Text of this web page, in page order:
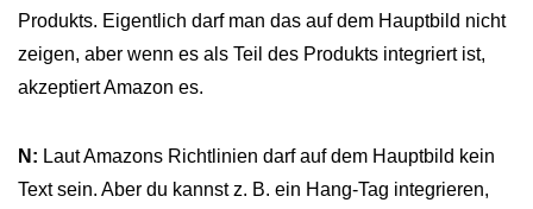
Produkts. Eigentlich darf man das auf dem Hauptbild nicht
zeigen, aber wenn es als Teil des Produkts integriert ist,
akzeptiert Amazon es.
N: Laut Amazons Richtlinien darf auf dem Hauptbild kein
Text sein. Aber du kannst z. B. ein Hang-Tag integrieren,